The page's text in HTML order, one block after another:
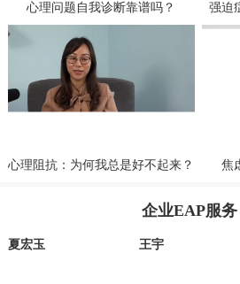
心理问题自我诊断靠谱吗？ 强迫
心理阻抗：为何我总是好不起来？ 焦
企业EAP服务
夏宏玉 王宇